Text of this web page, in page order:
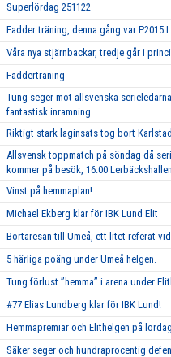
Superlördag 251122
Fadder träning, denna gång var P2015
Våra nya stjärnbackar, tredje går i
Fadderträning
Tung seger mot allsvenska
fantastisk inramning
Riktigt stark laginsats tog bort
Allsvensk toppmatch på söndag då
kommer på besök, 16:00
Vinst på hemmaplan!
Michael Ekberg klar för IBK Lund Elit
Bortaresan till Umeå, ett litet referat
5 härliga poäng under Umeå helgen.
Tung förlust ’’hemma’’ i arena under
#77 Elias Lundberg klar för IBK Lund!
Hemmapremiär och Elithelgen på
Säker seger och hundraprocentig